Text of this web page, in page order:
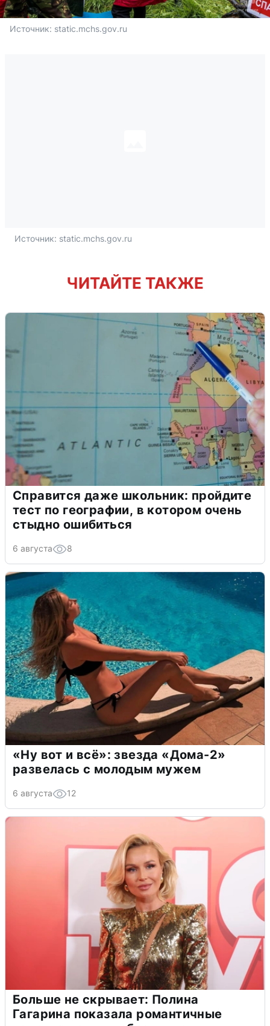
Источник: static.mchs.gov.ru
Источник: static.mchs.gov.ru
ЧИТАЙТЕ ТАКЖЕ
Справится даже школьник: пройдите
тест по географии, в котором очень
стыдно ошибиться
6 августа 8
«Ну вот и всё»: звезда «Дома-2»
развелась с молодым мужем
6 августа 12
Больше не скрывает: Полина
Гагарина показала романтичные